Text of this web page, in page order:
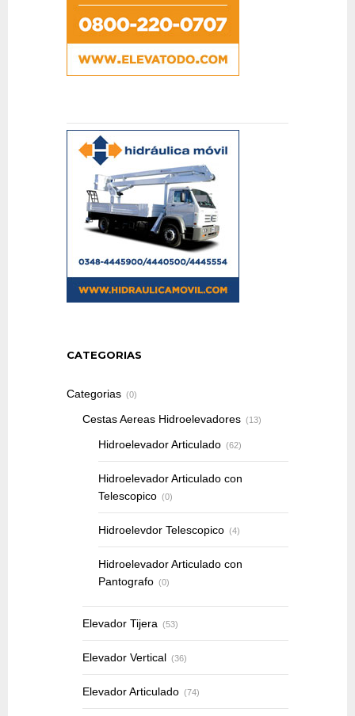
CATEGORIAS
Categorias (0)
Cestas Aereas Hidroelevadores (13)
Hidroelevador Articulado (62)
Hidroelevador Articulado con
Telescopico (0)
Hidroelevdor Telescopico (4)
Hidroelevador Articulado con
Pantografo (0)
Elevador Tijera (53)
Elevador Vertical (36)
Elevador Articulado (74)